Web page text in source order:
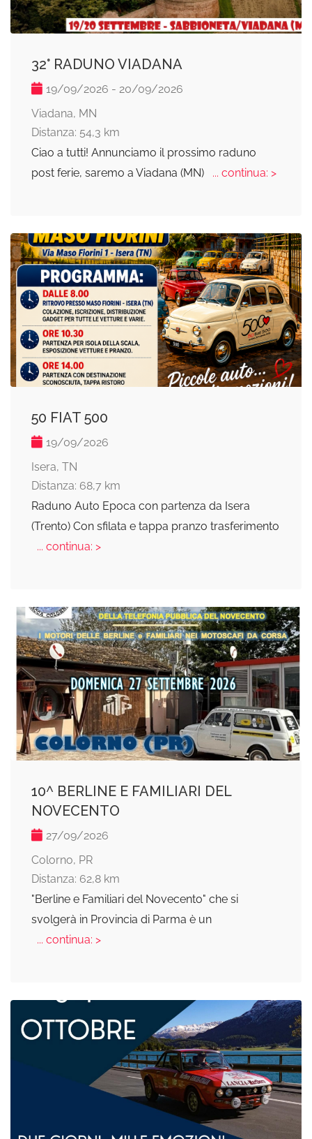
32° RADUNO VIADANA
19/09/2026 - 20/09/2026
Viadana, MN
Distanza: 54,3 km
Ciao a tutti! Annunciamo il prossimo raduno
post ferie, saremo a Viadana (MN)
... continua: >
50 FIAT 500
19/09/2026
Isera, TN
Distanza: 68,7 km
Raduno Auto Epoca con partenza da Isera
(Trento) Con sfilata e tappa pranzo trasferimento
... continua: >
10^ BERLINE E FAMILIARI DEL
NOVECENTO
27/09/2026
Colorno, PR
Distanza: 62,8 km
"Berline e Familiari del Novecento" che si
svolgerà in Provincia di Parma è un
... continua: >